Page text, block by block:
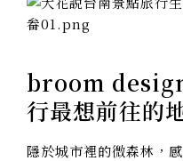
broom
行最想前往的
隱於城市裡的微森林，